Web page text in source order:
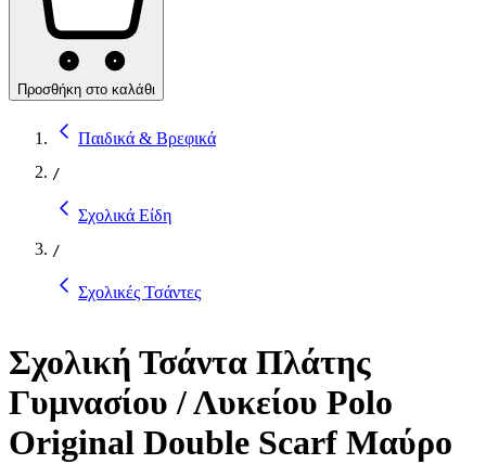
Προσθήκη στο καλάθι
Παιδικά & Βρεφικά
/
Σχολικά Είδη
/
Σχολικές Τσάντες
Σχολική Τσάντα Πλάτης
Γυμνασίου / Λυκείου Polo
Original Double Scarf Μαύρο